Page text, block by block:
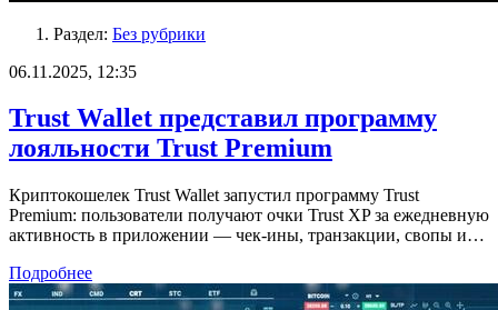
Раздел: Без рубрики
06.11.2025, 12:35
Trust Wallet представил программу
лояльности Trust Premium
Криптокошелек Trust Wallet запустил программу Trust
Premium: пользователи получают очки Trust XP за ежедневную
активность в приложении — чек-ины, транзакции, свопы и…
Подробнее